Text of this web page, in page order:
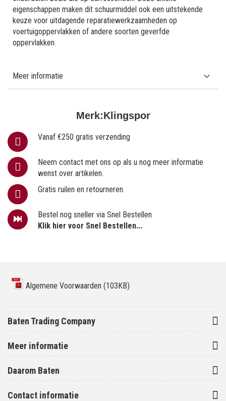
Merk:Klingspor
Vanaf €250 gratis verzending
Neem contact met ons op als u nog meer informatie
wenst over artikelen.
Gratis ruilen en retourneren.
Bestel nog sneller via Snel Bestellen
Klik hier voor Snel Bestellen...
eigenschappen maken dit schuurmiddel ook een uitstekende
keuze voor uitdagende reparatiewerkzaamheden op
voertuigoppervlakken of andere soorten geverfde
oppervlakken.
Meer informatie
Algemene Voorwaarden (103KB)
Baten Trading Company
Meer informatie
Daarom Baten
Contact informatie